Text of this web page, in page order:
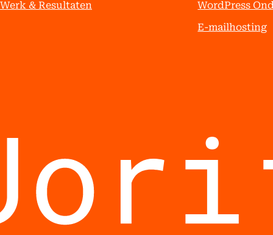
Werk & Resultaten WordPress
E-mailhosting